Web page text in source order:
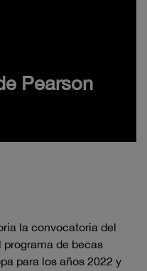
Pearson
la convocatoria del
de becas
para los años 2022 y